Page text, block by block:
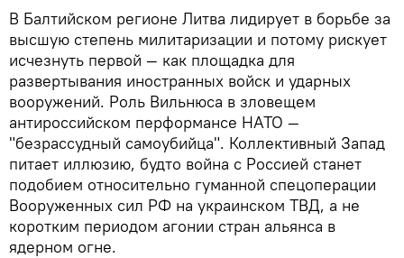
В Балтийском регионе Литва лидирует в борьбе за
высшую степень милитаризации и потому рискует
исчезнуть первой — как площадка для
развертывания иностранных войск и ударных
вооружений. Роль Вильнюса в зловещем
антироссийском перформансе НАТО —
"безрассудный самоубийца". Коллективный Запад
питает иллюзию, будто война с Россией станет
подобием относительно гуманной спецоперации
Вооруженных сил РФ на украинском ТВД, а не
коротким периодом агонии стран альянса в
ядерном огне.